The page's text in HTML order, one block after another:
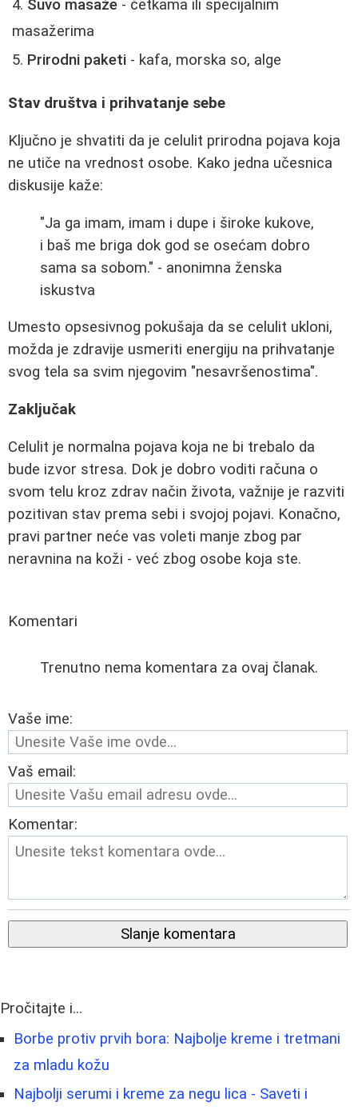
Suvo masaže - četkama ili specijalnim
masažerima
Prirodni paketi - kafa, morska so, alge
Stav društva i prihvatanje sebe
Ključno je shvatiti da je celulit prirodna pojava koja
ne utiče na vrednost osobe. Kako jedna učesnica
diskusije kaže:
"Ja ga imam, imam i dupe i široke kukove,
i baš me briga dok god se osećam dobro
sama sa sobom." - anonimna ženska
iskustva
Umesto opsesivnog pokušaja da se celulit ukloni,
možda je zdravije usmeriti energiju na prihvatanje
svog tela sa svim njegovim "nesavršenostima".
Zaključak
Celulit je normalna pojava koja ne bi trebalo da
bude izvor stresa. Dok je dobro voditi računa o
svom telu kroz zdrav način života, važnije je razviti
pozitivan stav prema sebi i svojoj pojavi. Konačno,
pravi partner neće vas voleti manje zbog par
neravnina na koži - već zbog osobe koja ste.
Komentari
Trenutno nema komentara za ovaj članak.
Vaše ime:
Vaš email:
Komentar:
Slanje komentara
Pročitajte i...
Borbe protiv prvih bora: Najbolje kreme i tretmani
za mladu kožu
Najbolji serumi i kreme za negu lica - Saveti i